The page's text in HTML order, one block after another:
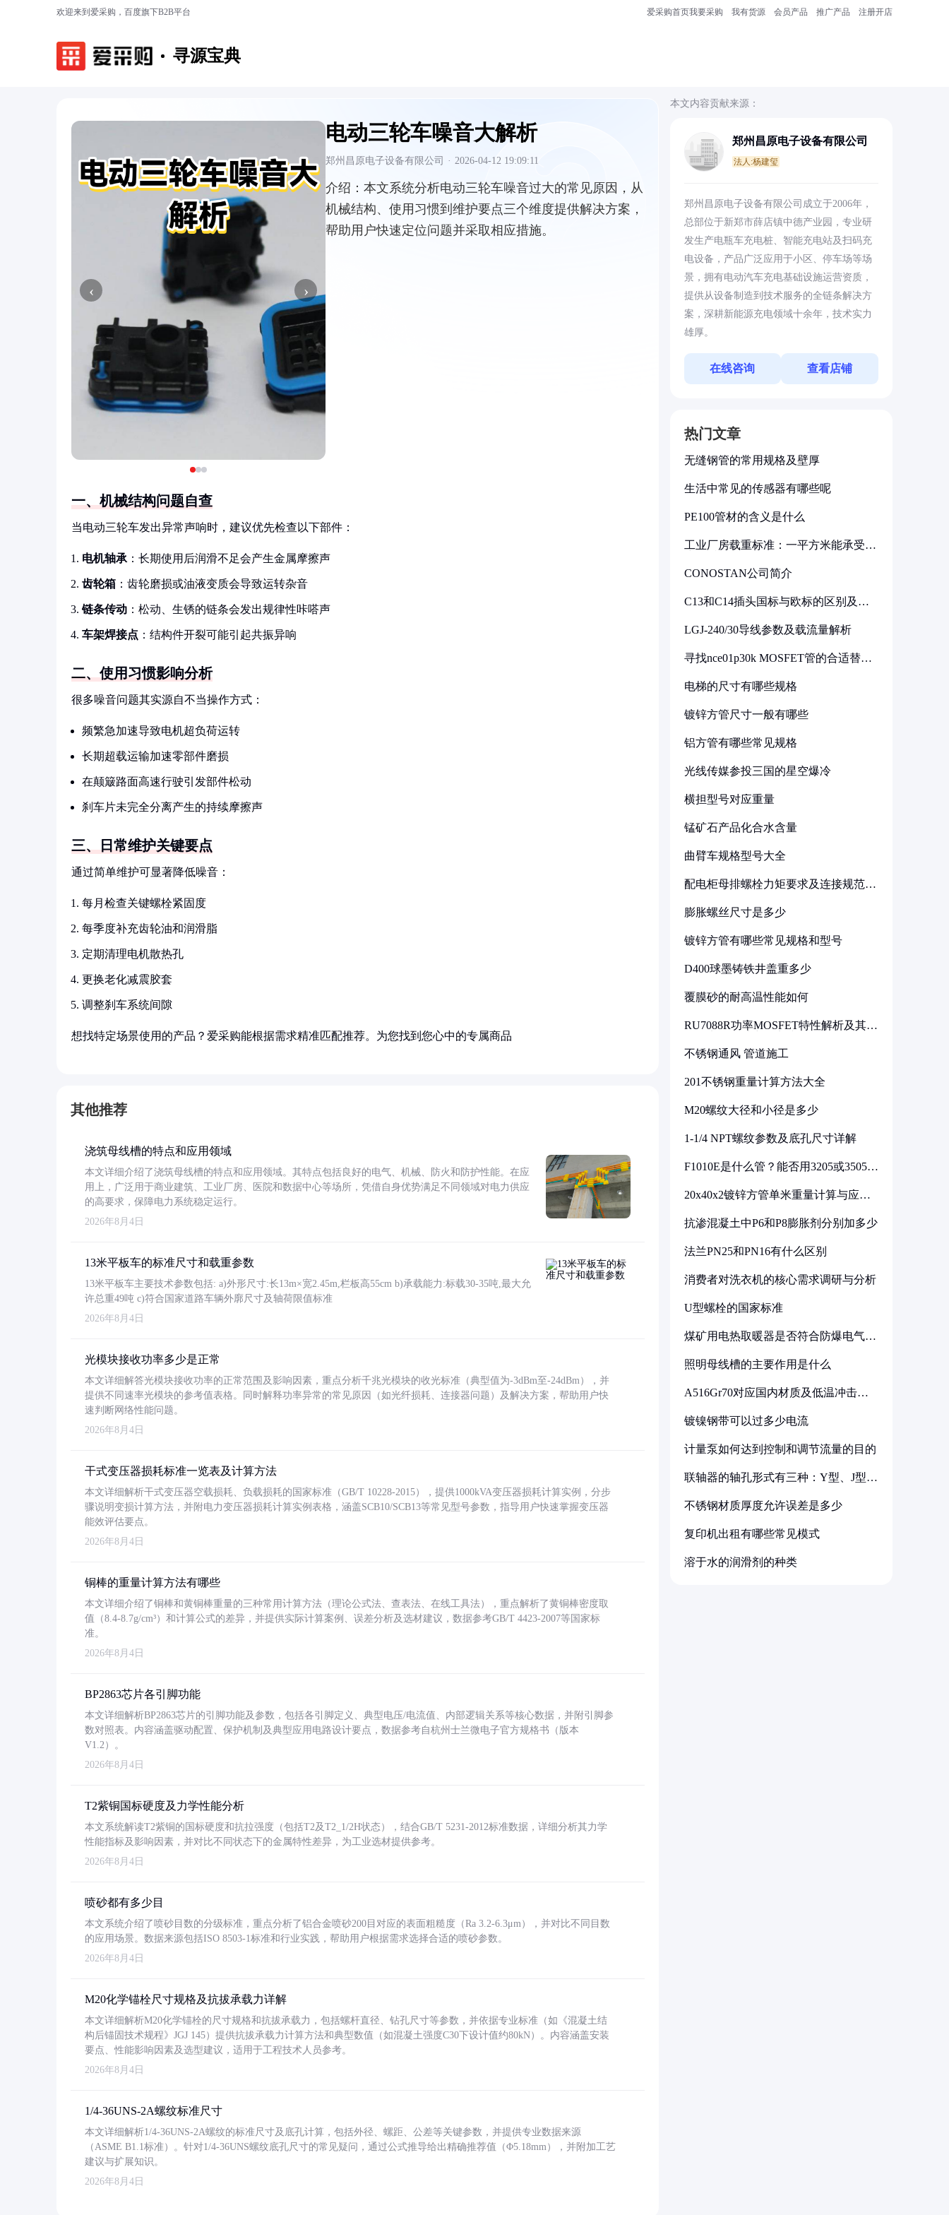
欢迎来到爱采购，百度旗下B2B平台 爱采购首页我要采购 我有货源 会员产品 推广产品 注册开店
寻源宝典
‹ ›
电动三轮车噪音大解析
郑州昌原电子设备有限公司 · 2026-04-12 19:09:11
介绍： 本文系统分析电动三轮车噪音过大的常见原因，从
机械结构、使用习惯到维护要点三个维度提供解决方案，
帮助用户快速定位问题并采取相应措施。
一、机械结构问题自查
当电动三轮车发出异常声响时，建议优先检查以下部件：
电机轴承 ：长期使用后润滑不足会产生金属摩擦声
齿轮箱 ：齿轮磨损或油液变质会导致运转杂音
链条传动 ：松动、生锈的链条会发出规律性咔嗒声
车架焊接点 ：结构件开裂可能引起共振异响
二、使用习惯影响分析
很多噪音问题其实源自不当操作方式：
频繁急加速导致电机超负荷运转
长期超载运输加速零部件磨损
在颠簸路面高速行驶引发部件松动
刹车片未完全分离产生的持续摩擦声
三、日常维护关键要点
通过简单维护可显著降低噪音：
每月检查关键螺栓紧固度
每季度补充齿轮油和润滑脂
定期清理电机散热孔
更换老化减震胶套
调整刹车系统间隙
想找特定场景使用的产品？爱采购能根据需求精准匹配推荐。为您找到您心中的专属商品
其他推荐
浇筑母线槽的特点和应用领域
本文详细介绍了浇筑母线槽的特点和应用领域。其特点包括良好的电气、机械、防火和防护性能。在应
用上，广泛用于商业建筑、工业厂房、医院和数据中心等场所，凭借自身优势满足不同领域对电力供应
的高要求，保障电力系统稳定运行。
2026年8月4日
13米平板车的标准尺寸和载重参数
13米平板车主要技术参数包括: a)外形尺寸:长13m×宽2.45m,栏板高55cm b)承载能力:标载30-35吨,最大允
许总重49吨 c)符合国家道路车辆外廓尺寸及轴荷限值标准
2026年8月4日
光模块接收功率多少是正常
本文详细解答光模块接收功率的正常范围及影响因素，重点分析千兆光模块的收光标准（典型值为-3dBm至-24dBm），并
提供不同速率光模块的参考值表格。同时解释功率异常的常见原因（如光纤损耗、连接器问题）及解决方案，帮助用户快
速判断网络性能问题。
2026年8月4日
干式变压器损耗标准一览表及计算方法
本文详细解析干式变压器空载损耗、负载损耗的国家标准（GB/T 10228-2015），提供1000kVA变压器损耗计算实例，分步
骤说明变损计算方法，并附电力变压器损耗计算实例表格，涵盖SCB10/SCB13等常见型号参数，指导用户快速掌握变压器
能效评估要点。
2026年8月4日
铜棒的重量计算方法有哪些
本文详细介绍了铜棒和黄铜棒重量的三种常用计算方法（理论公式法、查表法、在线工具法），重点解析了黄铜棒密度取
值（8.4-8.7g/cm³）和计算公式的差异，并提供实际计算案例、误差分析及选材建议，数据参考GB/T 4423-2007等国家标
准。
2026年8月4日
BP2863芯片各引脚功能
本文详细解析BP2863芯片的引脚功能及参数，包括各引脚定义、典型电压/电流值、内部逻辑关系等核心数据，并附引脚参
数对照表。内容涵盖驱动配置、保护机制及典型应用电路设计要点，数据参考自杭州士兰微电子官方规格书（版本
V1.2）。
2026年8月4日
T2紫铜国标硬度及力学性能分析
本文系统解读T2紫铜的国标硬度和抗拉强度（包括T2及T2_1/2H状态），结合GB/T 5231-2012标准数据，详细分析其力学
性能指标及影响因素，并对比不同状态下的金属特性差异，为工业选材提供参考。
2026年8月4日
喷砂都有多少目
本文系统介绍了喷砂目数的分级标准，重点分析了铝合金喷砂200目对应的表面粗糙度（Ra 3.2-6.3μm），并对比不同目数
的应用场景。数据来源包括ISO 8503-1标准和行业实践，帮助用户根据需求选择合适的喷砂参数。
2026年8月4日
M20化学锚栓尺寸规格及抗拔承载力详解
本文详细解析M20化学锚栓的尺寸规格和抗拔承载力，包括螺杆直径、钻孔尺寸等参数，并依据专业标准（如《混凝土结
构后锚固技术规程》JGJ 145）提供抗拔承载力计算方法和典型数值（如混凝土强度C30下设计值约80kN）。内容涵盖安装
要点、性能影响因素及选型建议，适用于工程技术人员参考。
2026年8月4日
1/4-36UNS-2A螺纹标准尺寸
本文详细解析1/4-36UNS-2A螺纹的标准尺寸及底孔计算，包括外径、螺距、公差等关键参数，并提供专业数据来源
（ASME B1.1标准）。针对1/4-36UNS螺纹底孔尺寸的常见疑问，通过公式推导给出精确推荐值（Φ5.18mm），并附加工艺
建议与扩展知识。
2026年8月4日
本文内容贡献来源：
郑州昌原电子设备有限公司
法人:杨建玺
郑州昌原电子设备有限公司成立于2006年，
总部位于新郑市薛店镇中德产业园，专业研
发生产电瓶车充电桩、智能充电站及扫码充
电设备，产品广泛应用于小区、停车场等场
景，拥有电动汽车充电基础设施运营资质，
提供从设备制造到技术服务的全链条解决方
案，深耕新能源充电领域十余年，技术实力
雄厚。
在线咨询 查看店铺
热门文章
无缝钢管的常用规格及壁厚
生活中常见的传感器有哪些呢
PE100管材的含义是什么
工业厂房载重标准：一平方米能承受多
CONOSTAN公司简介
C13和C14插头国标与欧标的区别及其
LGJ-240/30导线参数及载流量解析
寻找nce01p30k MOSFET管的合适替代
电梯的尺寸有哪些规格
镀锌方管尺寸一般有哪些
铝方管有哪些常见规格
光线传媒参投三国的星空爆冷
横担型号对应重量
锰矿石产品化合水含量
曲臂车规格型号大全
配电柜母排螺栓力矩要求及连接规范详
膨胀螺丝尺寸是多少
镀锌方管有哪些常见规格和型号
D400球墨铸铁井盖重多少
覆膜砂的耐高温性能如何
RU7088R功率MOSFET特性解析及其在
不锈钢通风 管道施工
201不锈钢重量计算方法大全
M20螺纹大径和小径是多少
1-1/4 NPT螺纹参数及底孔尺寸详解
F1010E是什么管？能否用3205或3505代
20x40x2镀锌方管单米重量计算与应用
抗渗混凝土中P6和P8膨胀剂分别加多少
法兰PN25和PN16有什么区别
消费者对洗衣机的核心需求调研与分析
U型螺栓的国家标准
煤矿用电热取暖器是否符合防爆电气设
照明母线槽的主要作用是什么
A516Gr70对应国内材质及低温冲击要
镀镍钢带可以过多少电流
计量泵如何达到控制和调节流量的目的
联轴器的轴孔形式有三种：Y型、J型、
不锈钢材质厚度允许误差是多少
复印机出租有哪些常见模式
溶于水的润滑剂的种类